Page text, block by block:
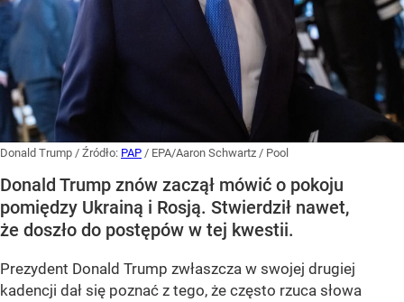
Donald Trump / Źródło: PAP / EPA/Aaron Schwartz / Pool
Donald Trump znów zaczął mówić o pokoju
pomiędzy Ukrainą i Rosją. Stwierdził nawet,
że doszło do postępów w tej kwestii.
Prezydent Donald Trump zwłaszcza w swojej drugiej
kadencji dał się poznać z tego, że często rzuca słowa